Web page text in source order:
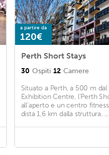
a partire da
120€
Perth Short Stays
30 Ospiti 12 Camere
Situato a Perth, a 500 m
Exhibition Centre, l'Perth
all'aperto e un centro
dista 1,6 km dalla struttura. ...